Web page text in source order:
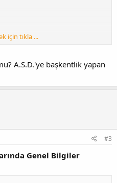
için tıkla ...
A.S.D.'ye başkentlik yapan
#3
Genel Bilgiler